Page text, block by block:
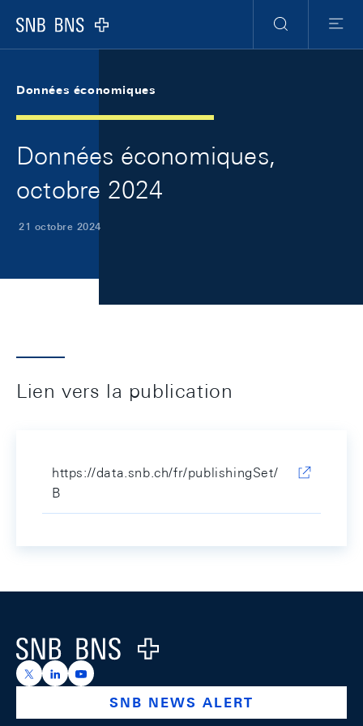
Logo
RechercheMenu
Données économiques
Données économiques,
octobre 2024
21 octobre 2024
Lien vers la publication
https://data.snb.ch/fr/publishingSet/
B
Logo
https://x.com/snb_bns
https://ch.linkedin.com/company/swiss-national-
https://www.youtube.com/@swissnationalbank
SNB NEWS ALERT